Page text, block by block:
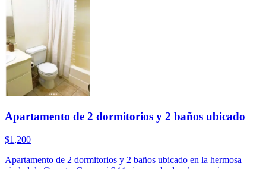
Apartamento de 2 dormitorios y 2 baños ubicado
$1,200
Apartamento de 2 dormitorios y 2 baños ubicado en la hermosa